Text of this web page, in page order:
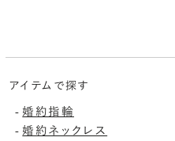
アイテムで探す
-婚約指輪
-婚約ネックレス